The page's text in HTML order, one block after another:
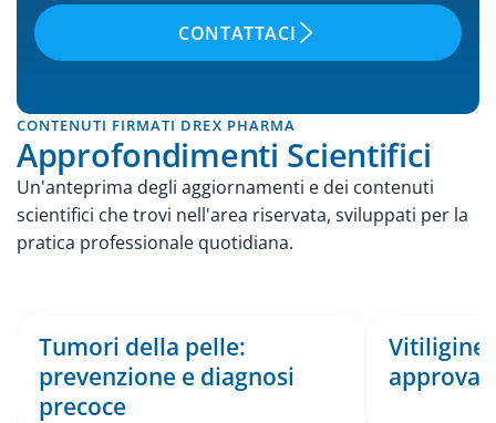
CONTATTACI
CONTENUTI FIRMATI DREX PHARMA
Approfondimenti Scientifici
Un'anteprima degli aggiornamenti e dei contenuti
scientifici che trovi nell'area riservata, sviluppati per la
pratica professionale quotidiana.
Tumori della pelle:
prevenzione e diagnosi
precoce
Vitiligine
approva